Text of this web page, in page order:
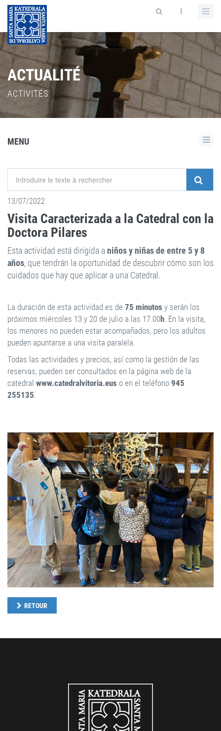
ACTUALITÉ
ACTIVITÉS
MENU
13/07/2022
Visita Caracterizada a la Catedral con la
Doctora Pilares
Esta actividad está dirigida aniños y niñas de entre 5 y 8
años, que tendrán la oportunidad de descubrir cómo son los
cuidados que hay que aplicar a una Catedral.
La duración de esta actividad es de 75 minutos y serán los
próximos miércoles 13 y 20 de julio a las 17.00h. En la visita,
los menores no pueden estar acompañados, pero los adultos
pueden apuntarse a una visita paralela.
Todas las actividades y precios, así como la gestión de las
reservas, pueden ser consultados en la página web de la
catedral www.catedralvitoria.eus o en el teléfono 945
255135.
RETOUR